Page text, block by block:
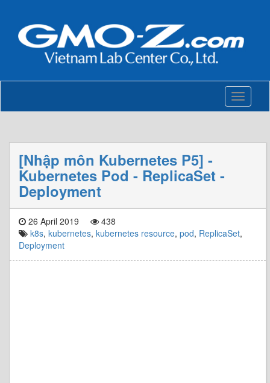
Toggle
[Nhập môn Kubernetes P5] -
Kubernetes Pod - ReplicaSet -
Deployment
26 April 2019
438
k8s, kubernetes, kubernetes resource, pod, ReplicaSet,
Deployment